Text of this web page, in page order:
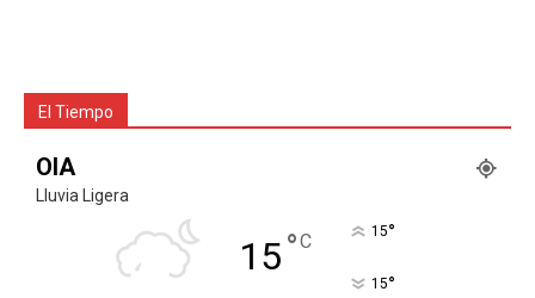
El Tiempo
OIA
Lluvia Ligera
15°C 15°
15°